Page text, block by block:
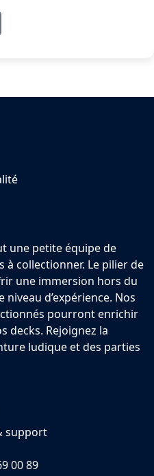
une petite équipe de
à collectionner. Le pilier de
une immersion hors du
d’expérience. Nos
pourront enrichir
decks. Rejoignez la
ludique et des parties
support
00 89